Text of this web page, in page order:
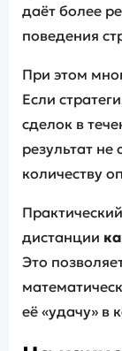
даёт более
поведения
При этом
Если
сделок в
результат
количеству
дистанции
Это
её «удачу» в